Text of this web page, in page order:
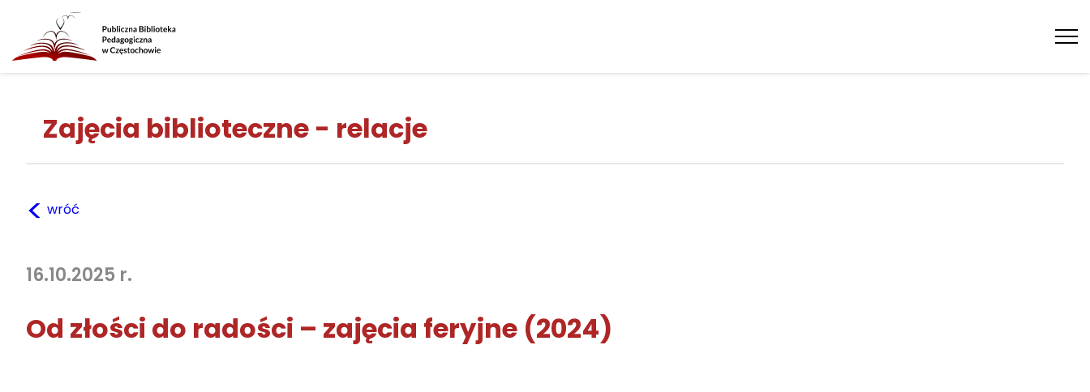
Zajęcia biblioteczne - relacje
< wróć
16.10.2025 r.
Od złości do radości – zajęcia feryjne (2024)